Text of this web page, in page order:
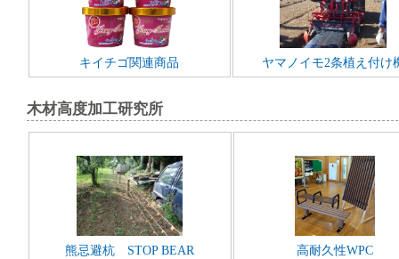
キイチゴ関連商品 ヤマノイモ2条植え付け
木材高度加工研究所
熊忌避杭 STOP BEAR 高耐久性WPC